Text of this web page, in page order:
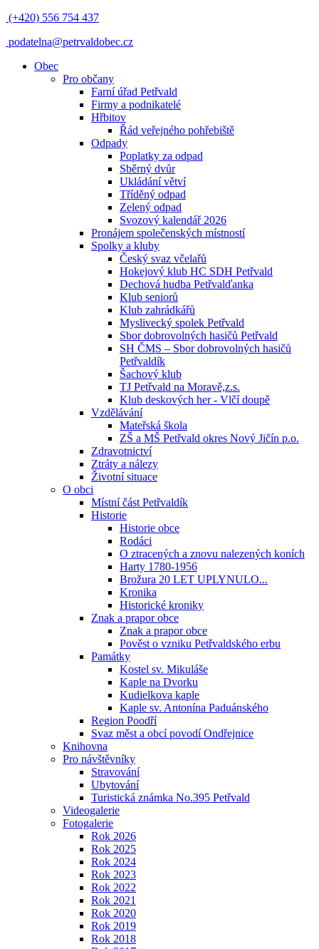
(+420) 556 754 437
podatelna@petrvaldobec.cz
Obec
Pro občany
Farní úřad Petřvald
Firmy a podnikatelé
Hřbitov
Řád veřejného pohřebiště
Odpady
Poplatky za odpad
Sběrný dvůr
Ukládání větví
Tříděný odpad
Zelený odpad
Svozový kalendář 2026
Pronájem společenských místností
Spolky a kluby
Český svaz včelařů
Hokejový klub HC SDH Petřvald
Dechová hudba Petřvalďanka
Klub seniorů
Klub zahrádkářů
Myslivecký spolek Petřvald
Sbor dobrovolných hasičů Petřvald
SH ČMS – Sbor dobrovolných hasičů
Petřvaldík
Šachový klub
TJ Petřvald na Moravě,z.s.
Klub deskových her - Vlčí doupě
Vzdělávání
Mateřská škola
ZŠ a MŠ Petřvald okres Nový Jičín p.o.
Zdravotnictví
Ztráty a nálezy
Životní situace
O obci
Místní část Petřvaldík
Historie
Historie obce
Rodáci
O ztracených a znovu nalezených koních
Harty 1780-1956
Brožura 20 LET UPLYNULO...
Kronika
Historické kroniky
Znak a prapor obce
Znak a prapor obce
Pověst o vzniku Petřvaldského erbu
Památky
Kostel sv. Mikuláše
Kaple na Dvorku
Kudielkova kaple
Kaple sv. Antonína Paduánského
Region Poodří
Svaz měst a obcí povodí Ondřejnice
Knihovna
Pro návštěvníky
Stravování
Ubytování
Turistická známka No.395 Petřvald
Videogalerie
Fotogalerie
Rok 2026
Rok 2025
Rok 2024
Rok 2023
Rok 2022
Rok 2021
Rok 2020
Rok 2019
Rok 2018